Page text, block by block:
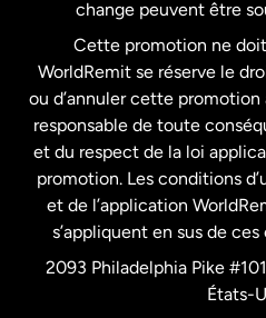
France
Malaisie
Nouvelle-
Pays-Bas
change peuvent être
Cette promotion ne
WorldRemit se réserve le
ou d’annuler cette
responsable de toute
et du respect de la loi
promotion. Les conditions
et de l’application
s’appliquent en sus de
2093 Philadelphia Pike
États-